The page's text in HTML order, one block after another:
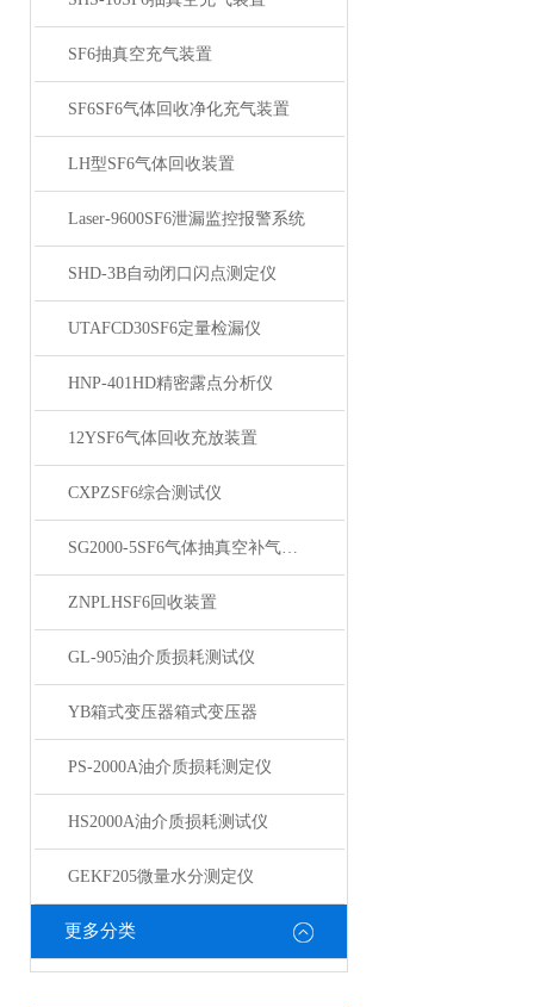
SF6抽真空充气装置
SF6SF6气体回收净化充气装置
LH型SF6气体回收装置
Laser-9600SF6泄漏监控报警系统
SHD-3B自动闭口闪点测定仪
UTAFCD30SF6定量检漏仪
HNP-401HD精密露点分析仪
12YSF6气体回收充放装置
CXPZSF6综合测试仪
SG2000-5SF6气体抽真空补气装置
ZNPLHSF6回收装置
GL-905油介质损耗测试仪
YB箱式变压器箱式变压器
PS-2000A油介质损耗测定仪
HS2000A油介质损耗测试仪
GEKF205微量水分测定仪
更多分类